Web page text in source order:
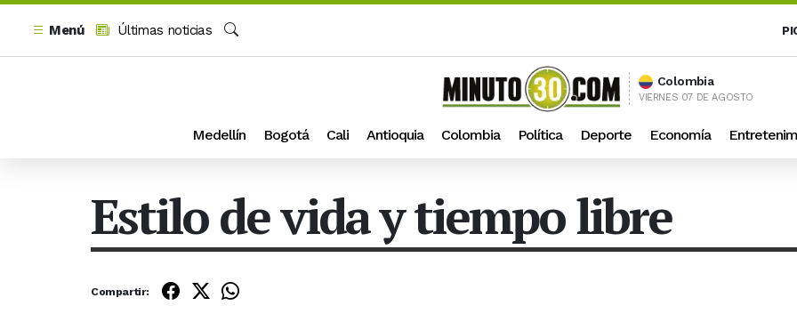
Menú
Últimas noticias
Colombia
VIERNES 07 DE AGOSTO
Medellín Bogotá Cali Antioquia Colombia Política Deporte Economía
Estilo de vida y tiempo libre
Compartir: